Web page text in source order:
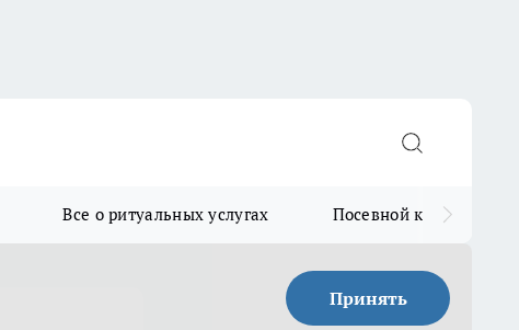
Все о ритуальных услугах Посевной календарь
Принять